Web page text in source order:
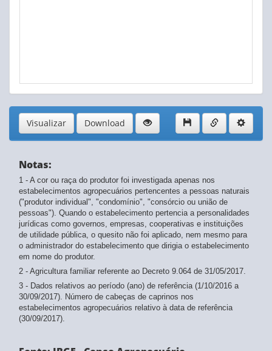
Visualizar Download
Notas:
1 - A cor ou raça do produtor foi investigada apenas nos
estabelecimentos agropecuários pertencentes a pessoas naturais
("produtor individual", "condomínio", "consórcio ou união de
pessoas"). Quando o estabelecimento pertencia a personalidades
jurídicas como governos, empresas, cooperativas e instituições
de utilidade pública, o quesito não foi aplicado, nem mesmo para
o administrador do estabelecimento que dirigia o estabelecimento
em nome do produtor.
2 - Agricultura familiar referente ao Decreto 9.064 de 31/05/2017.
3 - Dados relativos ao período (ano) de referência (1/10/2016 a
30/09/2017). Número de cabeças de caprinos nos
estabelecimentos agropecuários relativo à data de referência
(30/09/2017).